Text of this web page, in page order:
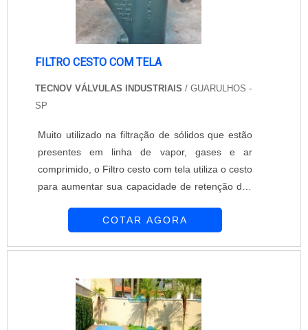
FILTRO CESTO COM TELA
TECNOV VÁLVULAS INDUSTRIAIS / GUARULHOS -
SP
Muito utilizado na filtração de sólidos que estão
presentes em linha de vapor, gases e ar
comprimido, o Filtro cesto com tela utiliza o cesto
para aumentar sua capacidade de retenção dos
onde a sujeira ou material indesejado é retido. O
desenvolvendo uma linha co....
COTAR AGORA